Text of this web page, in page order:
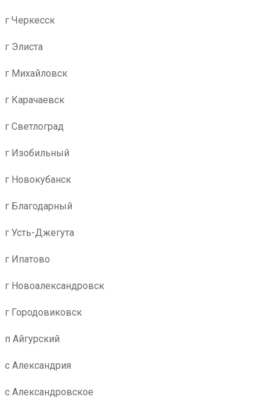
г Черкесск
г Элиста
г Михайловск
г Карачаевск
г Светлоград
г Изобильный
г Новокубанск
г Благодарный
г Усть-Джегута
г Ипатово
г Новоалександровск
г Городовиковск
п Айгурский
с Александрия
с Александровское